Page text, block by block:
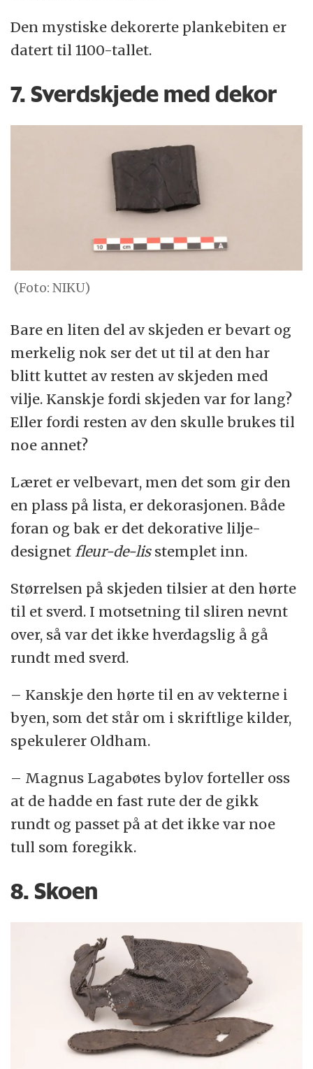
Den mystiske dekorerte plankebiten er
datert til 1100-tallet.
7. Sverdskjede med dekor
(Foto: NIKU)
Bare en liten del av skjeden er bevart og
merkelig nok ser det ut til at den har
blitt kuttet av resten av skjeden med
vilje. Kanskje fordi skjeden var for lang?
Eller fordi resten av den skulle brukes til
noe annet?
Læret er velbevart, men det som gir den
en plass på lista, er dekorasjonen. Både
foran og bak er det dekorative lilje-
designet fleur-de-lisstemplet inn.
Størrelsen på skjeden tilsier at den hørte
til et sverd. I motsetning til sliren nevnt
over, så var det ikke hverdagslig å gå
rundt med sverd.
– Kanskje den hørte til en av vekterne i
byen, som det står om i skriftlige kilder,
spekulerer Oldham.
– Magnus Lagabøtes bylov forteller oss
at de hadde en fast rute der de gikk
rundt og passet på at det ikke var noe
tull som foregikk.
8. Skoen